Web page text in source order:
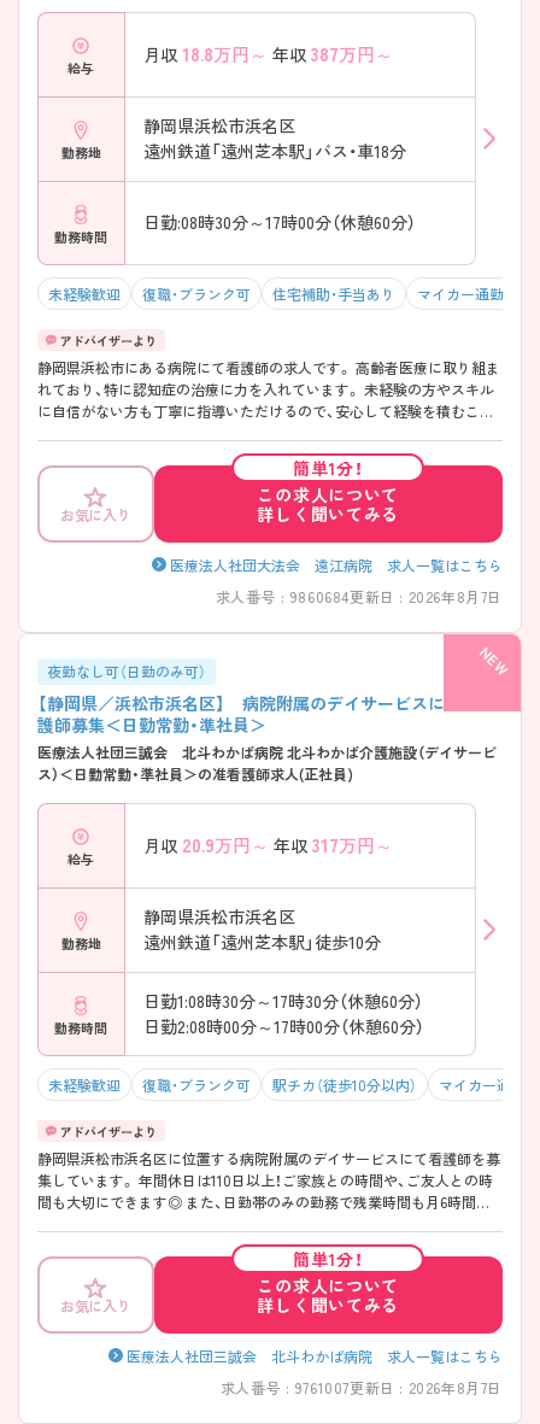
給与
月収 18.8万円～ 年収 387万円～
勤務地
静岡県浜松市浜名区
遠州鉄道「遠州芝本駅」バス・車18分
勤務時間
日勤:08時30分～17時00分（休憩60分）
未経験歓迎 復職・ブランク可 住宅補助・手当あり マイカー通勤可・
静岡県浜松市にある病院にて看護師の求人です。 高齢者医療に取り組ま
れており、特に認知症の治療に力を入れています。 未経験の方やスキル
に自信がない方も丁寧に指導いただけるので、安心して経験を積むこと
る方はお気軽にお問い合わせください。
お気に入り
簡単1分！
この求人について
詳しく聞いてみる
医療法人社団大法会 遠江病院 求人一覧はこちら
求人番号 : 9860684更新日 : 2026年8月7日
夜勤なし可（日勤のみ可）
【静岡県／浜松市浜名区】 病院附属のデイサービスにて准看
護師募集＜日勤常勤・準社員＞
医療法人社団三誠会 北斗わかば病院 北斗わかば介護施設（デイサービ
ス）＜日勤常勤・準社員＞の准看護師求人(正社員)
給与
月収 20.9万円～ 年収 317万円～
勤務地
静岡県浜松市浜名区
遠州鉄道「遠州芝本駅」徒歩10分
勤務時間
日勤1:08時30分～17時30分（休憩60分）
日勤2:08時00分～17時00分（休憩60分）
未経験歓迎 復職・ブランク可 駅チカ（徒歩10分以内） マイカー通勤
静岡県浜松市浜名区に位置する病院附属のデイサービスにて看護師を募
集しています。 年間休日は110日以上！ご家族との時間や、ご友人との時
間も大切にできます◎ また、日勤帯のみの勤務で残業時間も月6時間程
さまの健康を見守っていきながらリハビリテーションの支援がしたい方
におすすめです！ ご興味をお持ちの方はお気軽にお問合せ下さい。
お気に入り
簡単1分！
この求人について
詳しく聞いてみる
医療法人社団三誠会 北斗わかば病院 求人一覧はこちら
求人番号 : 9761007更新日 : 2026年8月7日